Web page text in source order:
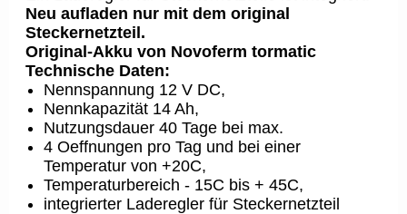
Neu aufladen nur mit dem original
Steckernetzteil.
Original-Akku von Novoferm tormatic
Technische Daten:
Nennspannung 12 V DC,
Nennkapazität 14 Ah,
Nutzungsdauer 40 Tage bei max.
4 Oeffnungen pro Tag und bei einer
Temperatur von +20C,
Temperaturbereich - 15C bis + 45C,
integrierter Laderegler für Steckernetzteil